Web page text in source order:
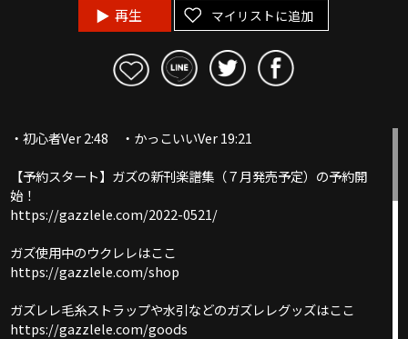
再生 マイリストに追加
・初心者Ver 2:48 ・かっこいいVer 19:21
【予約スタート】ガズの新刊楽譜集（７月発売予定）の予約開
始！
https://gazzlele.com/2022-0521/
ガズ使用中のウクレレはここ
https://gazzlele.com/shop
ガズレレ毛糸ストラップや水引などのガズレレグッズはここ
https://gazzlele.com/goods